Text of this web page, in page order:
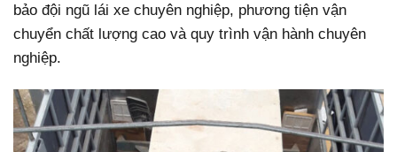
bảo đội ngũ lái xe chuyên nghiệp, phương tiện vận
chuyển chất lượng cao và quy trình vận hành chuyên
nghiệp.